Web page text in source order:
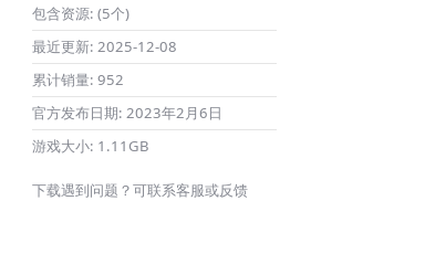
包含资源: (5个)
最近更新: 2025-12-08
累计销量: 952
官方发布日期: 2023年2月6日
游戏大小: 1.11GB
下载遇到问题？可联系客服或反馈